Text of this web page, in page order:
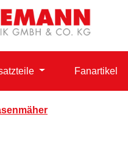
Fanartikel